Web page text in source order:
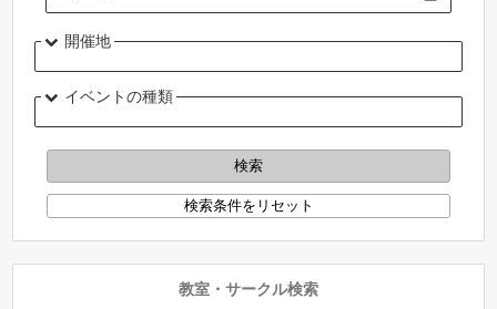
開催地
イベントの種類
教室・サークル検索